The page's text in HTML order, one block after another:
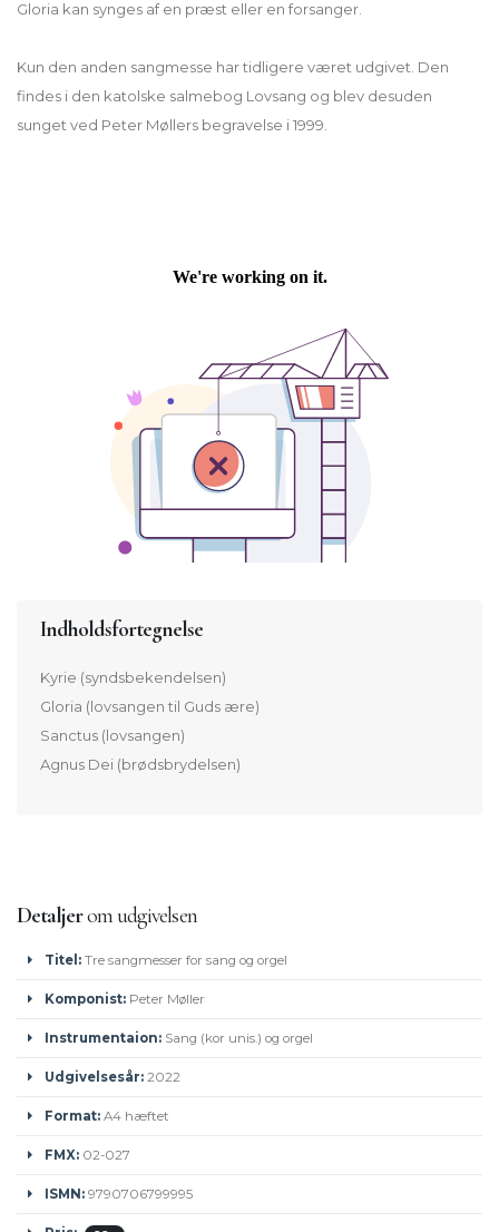
Detaljerom udgivelsen
Titel: Tre sangmesser for sang og orgel
Komponist: Peter Møller
Instrumentaion: Sang (kor unis.) og orgel
Udgivelsesår: 2022
Format: A4 hæftet
FMX: 02-027
ISMN: 9790706799995
Gloria kan synges af en præst eller en forsanger.
Kun den anden sangmesse har tidligere været udgivet. Den
findes i den katolske salmebog Lovsang og blev desuden
sunget ved Peter Møllers begravelse i 1999.
Indholdsfortegnelse
Kyrie (syndsbekendelsen)
Gloria (lovsangen til Guds ære)
Sanctus (lovsangen)
Agnus Dei (brødsbrydelsen)